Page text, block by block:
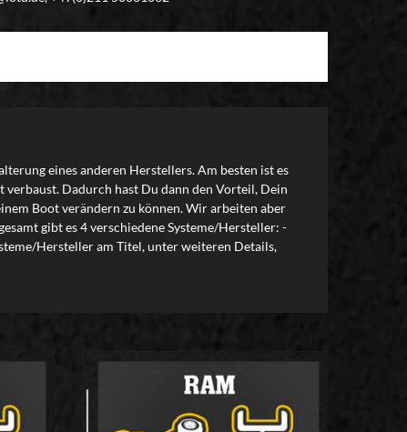
eines anderen Herstellers. Am besten ist es
Dadurch hast Du dann den Vorteil, Dein
Boot verändern zu können. Wir arbeiten aber
gibt es 4 verschiedene Systeme/Hersteller: -
Hersteller am Titel, unter weiteren Details,